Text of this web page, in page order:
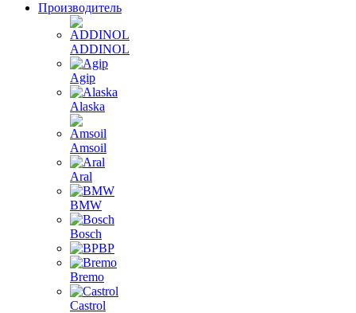
Производитель
ADDINOL
Agip
Alaska
Amsoil
Aral
BMW
Bosch
BP
Bremo
Castrol